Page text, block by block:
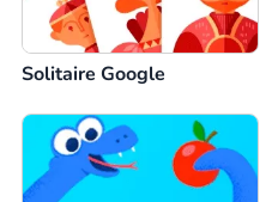
Solitaire Google